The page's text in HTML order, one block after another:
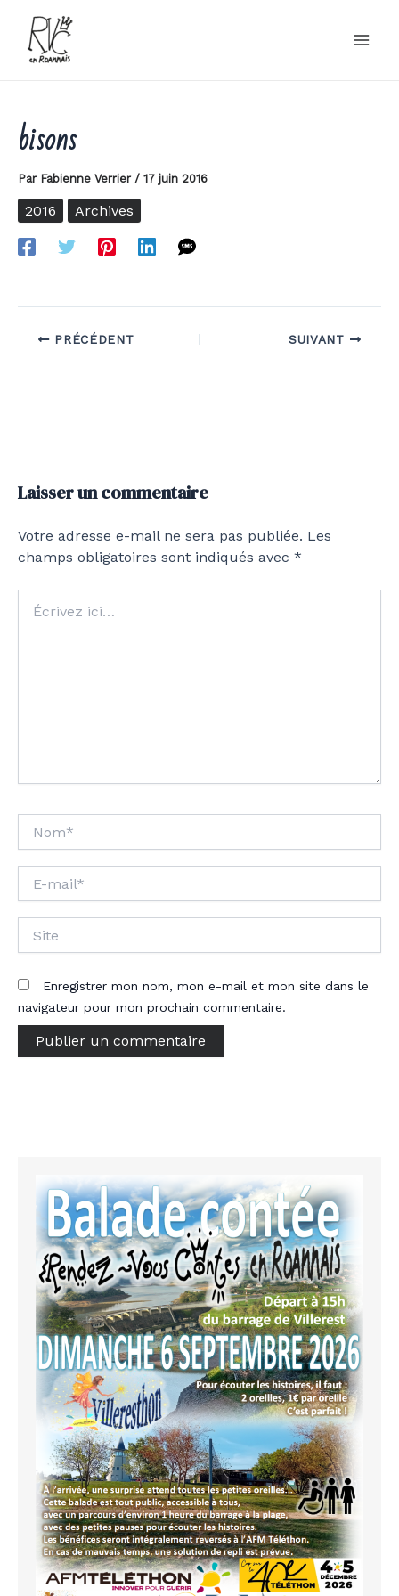
contenu
bisons
Par Fabienne Verrier / 17 juin 2016
2016 Archives
PRÉCÉDENT SUIVANT
Laisser un commentaire
Votre adresse e-mail ne sera pas publiée. Les
champs obligatoires sont indiqués avec *
ici…
mail*
Enregistrer mon nom, mon e-mail et mon site dans le
navigateur pour mon prochain commentaire.